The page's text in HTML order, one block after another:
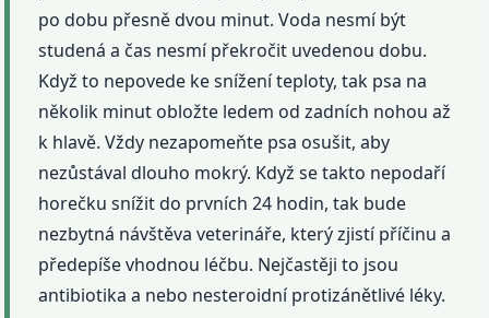
po dobu přesně dvou minut. Voda nesmí být
studená a čas nesmí překročit uvedenou dobu.
Když to nepovede ke snížení teploty, tak psa na
několik minut obložte ledem od zadních nohou až
k hlavě. Vždy nezapomeňte psa osušit, aby
nezůstával dlouho mokrý. Když se takto nepodaří
horečku snížit do prvních 24 hodin, tak bude
nezbytná návštěva veterináře, který zjistí příčinu a
předepíše vhodnou léčbu. Nejčastěji to jsou
antibiotika a nebo nesteroidní protizánětlivé léky.